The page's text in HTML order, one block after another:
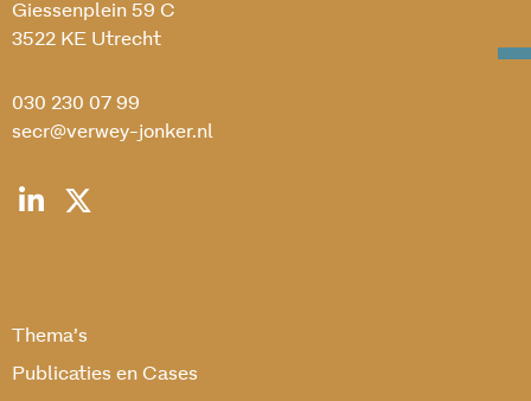
Giessenplein 59 C
3522 KE Utrecht
030 230 07 99
secr@verwey-jonker.nl
Thema’s
Publicaties en Cases